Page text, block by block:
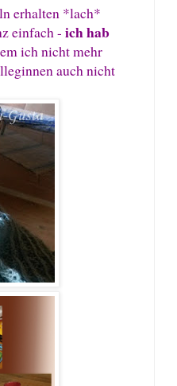
erhalten *lach*
einfach - ich hab
ich nicht mehr
auch nicht